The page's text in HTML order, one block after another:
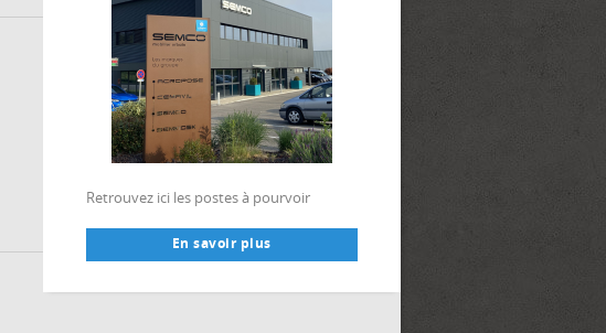
Retrouvez ici les postes à pourvoir
En savoir plus